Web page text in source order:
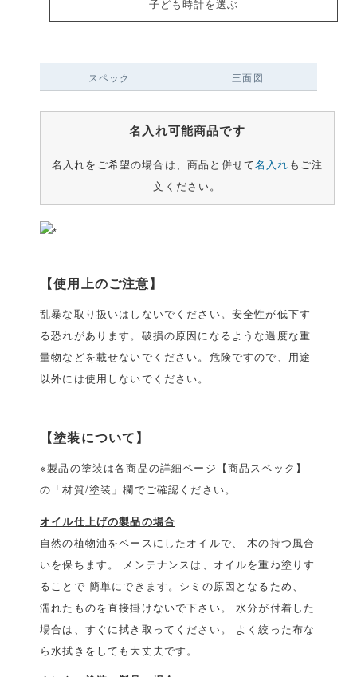
子ども時計を選ぶ
スペック 三面図
名入れ可能商品です
名入れをご希望の場合は、商品と併せて名入れ もご注
文ください。
【使用上のご注意】
乱暴な取り扱いはしないでください。安全性が低下す
る恐れがあります。破損の原因になるような過度な重
量物などを載せないでください。危険ですので、用途
以外には使用しないでください。
【塗装について】
※製品の塗装は各商品の詳細ページ【商品スペック】
の「材質/塗装」欄でご確認ください。
オイル仕上げの製品の場合
自然の植物油をベースにしたオイルで、 木の持つ風合
いを保ちます。 メンテナンスは、オイルを重ね塗りす
ることで 簡単にできます。シミの原因となるため、
濡れたものを直接掛けないで下さい。 水分が付着した
場合は、すぐに拭き取ってください。 よく絞った布な
ら水拭きをしても大丈夫です。